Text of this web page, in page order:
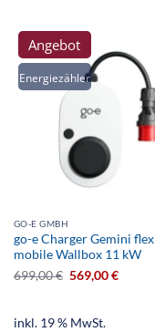
Angebot
Energiezähler
GO-E GMBH
go-e Charger Gemini flex
mobile Wallbox 11 kW
699,00€ 569,00€
inkl. 19 % MwSt.